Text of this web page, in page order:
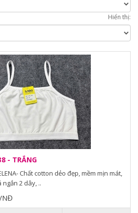
Hiển thị:
- TRẮNG
Chất cotton dẻo đẹp, mềm mịn mát,
ngắn 2 dây, ..